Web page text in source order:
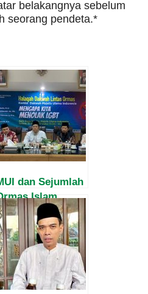
belakangnya sebelum
seorang pendeta.*
dan Sejumlah
Islam
LGBT,
Perilaku
Perbuatan